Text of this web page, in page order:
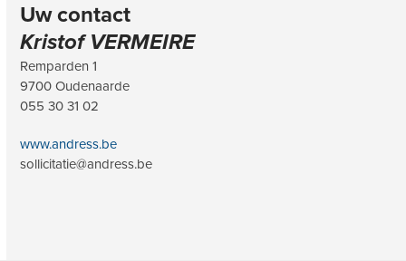
Uw contact
Kristof VERMEIRE
Remparden 1
9700 Oudenaarde
055 30 31 02
www.andress.be
sollicitatie@andress.be